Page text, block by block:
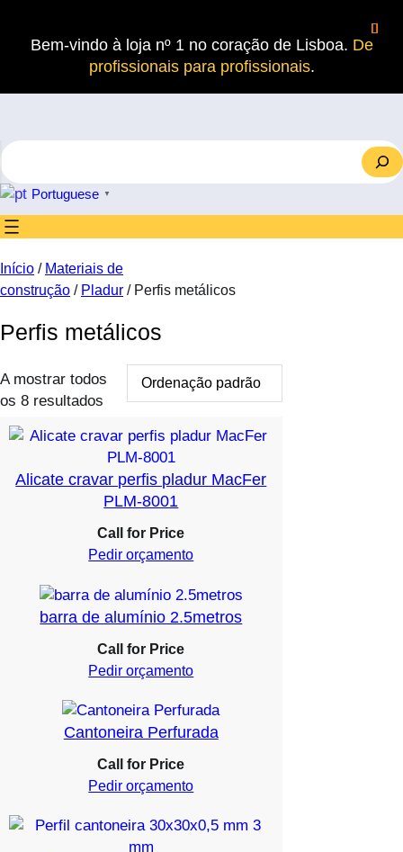
Bem-vindo à loja nº 1 no coração de Lisboa. De
profissionais para profissionais.
S
e
a
r
c
Portuguese ▼
Início / Materiais de
construção / Pladur / Perfis metálicos
Perfis metálicos
A mostrar todos
os 8 resultados
Alicate cravar perfis pladur MacFer
PLM-8001
Call for Price
Pedir orçamento
barra de alumínio 2.5metros
Call for Price
Pedir orçamento
Cantoneira Perfurada
Call for Price
Pedir orçamento